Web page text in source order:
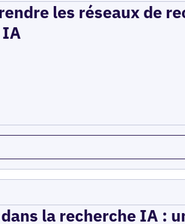
les réseaux de
IA
la recherche IA :